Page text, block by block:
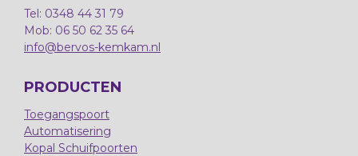
Tel: 0348 44 31 79
Mob: 06 50 62 35 64
info@bervos-kemkam.nl
PRODUCTEN
Toegangspoort
Automatisering
Kopal Schuifpoorten